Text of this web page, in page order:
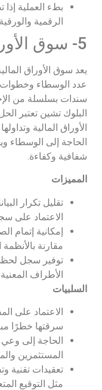
بطء العملية
الرقمية
5- سوق الأوراق المالية
يعد سوق الأوراق
عدد الوسطاء
سندات بسلسلة من
البلوك تشين تعتبر
الأوراق المالية
الحاجة إلى الوسطاء
شفافية وكفاءة.
المميزات
تقليل تكرار
الاعتماد على
إمكانية إتمام
مقارنة بالأنظمة
توفير سجل
الأطراف المعنية
السلبيات
الاعتماد على
سرقتها خطرًا
الحاجة إلى
المستثمرين
تعقيدات تقنية
مثل التوقيع